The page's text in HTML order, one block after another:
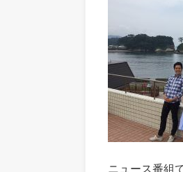
ニュース番組